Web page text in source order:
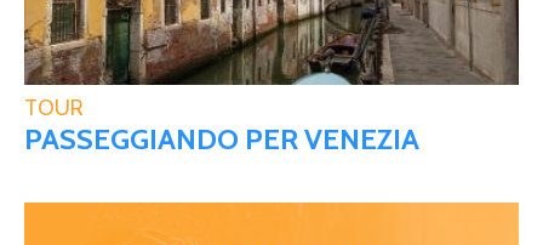
TOUR
PASSEGGIANDO PER VENEZIA